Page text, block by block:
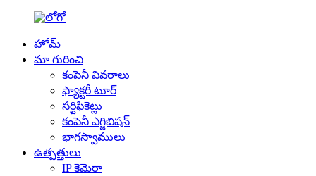
హోమ్
మా గురించి
కంపెనీ వివరాలు
ఫ్యాక్టరీ టూర్
సర్టిఫికెట్లు
కంపెనీ ఎగ్జిబిషన్
భాగస్వాములు
ఉత్పత్తులు
IP కెమెరా